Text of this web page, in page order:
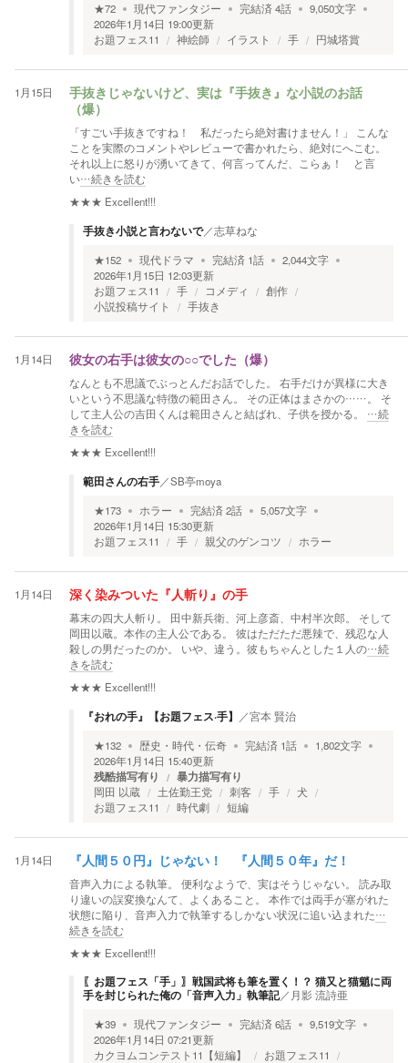
★72 現代ファンタジー 完結済4話 9,050文字
2026年1月14日 19:00更新
お題フェス11
神絵師 イラスト 手 円城塔賞
1月15日
手抜きじゃないけど、実は『手抜き』な小説のお話
（爆）
「すごい手抜きですね！ 私だったら絶対書けません！」 こんな
ことを実際のコメントやレビューで書かれたら、絶対にへこむ。
それ以上に怒りが湧いてきて、何言ってんだ、こらぁ！ と言
い…続きを読む
★★★ Excellent!!!
手抜き小説と言わないで／志草ねな
★152 現代ドラマ 完結済 1話 2,044文字
2026年1月15日 12:03更新
お題フェス11
手 コメディ
創作
小説投稿サイト
手抜き
1月14日 彼女の右手は彼女の○○でした（爆）
なんとも不思議でぶっとんだお話でした。 右手だけが異様に大き
いという不思議な特徴の範田さん。 その正体はまさかの……。 そ
して主人公の吉田くんは範田さんと結ばれ、子供を授かる。 …続
きを読む
★★★ Excellent!!!
範田さんの右手／SB亭moya
★173 ホラー 完結済2話 5,057文字
2026年1月14日 15:30更新
お題フェス11
手 親父のゲンコツ ホラー
1月14日 深く染みついた『人斬り』の手
幕末の四大人斬り。 田中新兵衛、河上彦斎、中村半次郎。 そして
岡田以蔵。本作の主人公である。 彼はただただ悪辣で、残忍な人
殺しの男だったのか。 いや、違う。彼もちゃんとした１人の…続
きを読む
★★★ Excellent!!!
『おれの手』【お題フェス·手】 ／宮本 賢治
★132 歴史・時代・伝奇 完結済 1話 1,802文字
2026年1月14日 15:40更新
残酷描写有り 暴力描写有り
岡田 以蔵 土佐勤王党 刺客 手
犬
お題フェス11
時代劇 短編
1月14日 『人間５０円』じゃない！ 『人間５０年』だ！
音声入力による執筆。 便利なようで、実はそうじゃない。 読み取
り違いの誤変換なんて、よくあること。 本作では両手が塞がれた
状態に陥り、音声入力で執筆するしかない状況に追い込まれた…
続きを読む
★★★ Excellent!!!
〖お題フェス「手」〗戦国武将も筆を置く！？ 猫又と猫魈に両
手を封じられた俺の「音声入力」執筆記／ 月影 流詩亜
★39 現代ファンタジー 完結済6話 9,519文字
2026年1月14日 07:21更新
カクヨムコンテスト11【短編】
お題フェス11